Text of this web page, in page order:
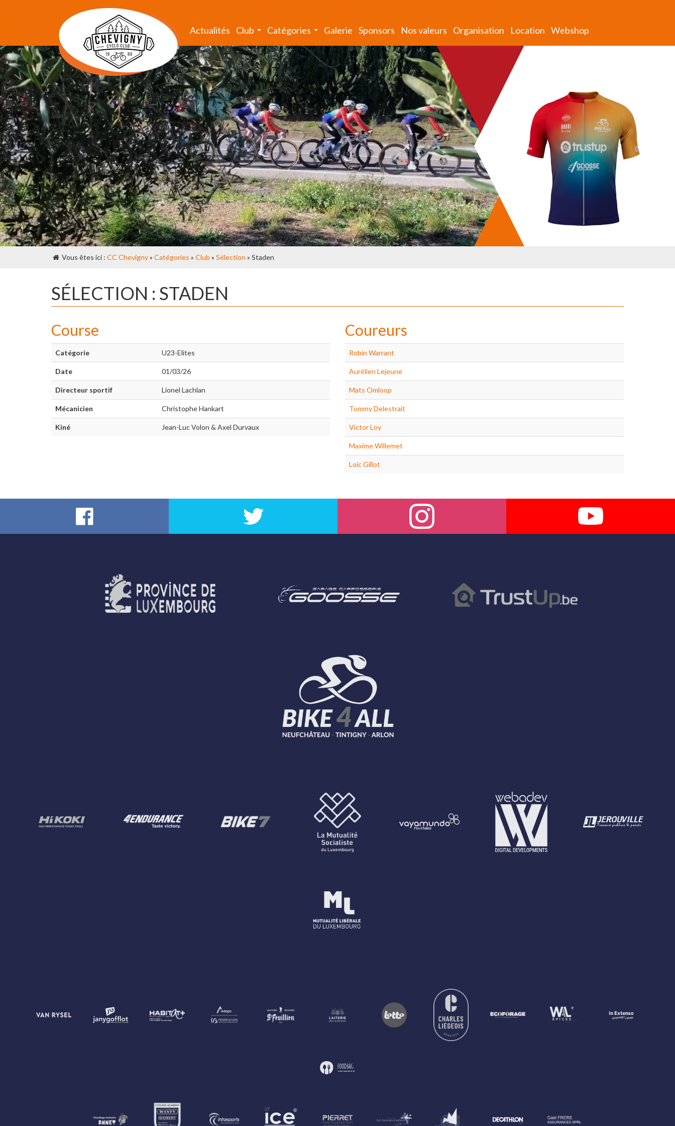
Actualités Club Catégories Galerie Sponsors Nos valeurs Organisation Location Webshop
Vous êtes ici : CC Chevigny» Catégories » Club » Sélection » Staden
SÉLECTION : STADEN
Course
Catégorie U23-Elites
Date 01/03/26
Directeur sportif Lionel Lachlan
Mécanicien Christophe Hankart
Kiné Jean-Luc Volon & Axel Durvaux
Coureurs
Robin Warrant
Aurélien Lejeune
Mats Omloop
Tommy Delestrait
Victor Loy
Maxime Willemet
Loic Gillot